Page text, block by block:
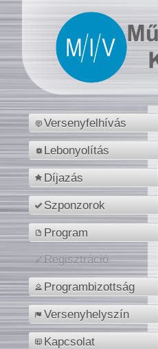
Versenyfelhívás
Lebonyolítás
Díjazás
Szponzorok
Program
Regisztráció
Programbizottság
Versenyhelyszín
Kapcsolat